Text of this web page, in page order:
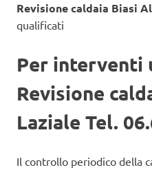
Revisione caldaia Biasi
qualificati
Per interventi
Revisione
Laziale Tel.
Il controllo periodico della